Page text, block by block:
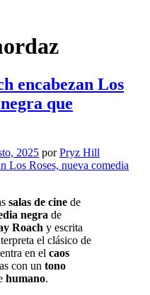
encabezan Los
que
2025 porPryz Hill
salas de cine de
negra de
Roach y escrita
el clásico de
en el caos
con un tono
humano.